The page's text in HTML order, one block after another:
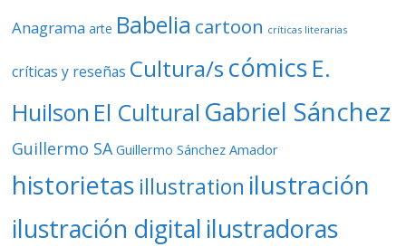
Anagrama arte Babelia cartoon críticas literarias
críticas y reseñas Cultura/s cómics E.
Huilson El Cultural Gabriel Sánchez
Guillermo SA Guillermo Sánchez Amador
historietas illustration ilustración
ilustración digital ilustradoras